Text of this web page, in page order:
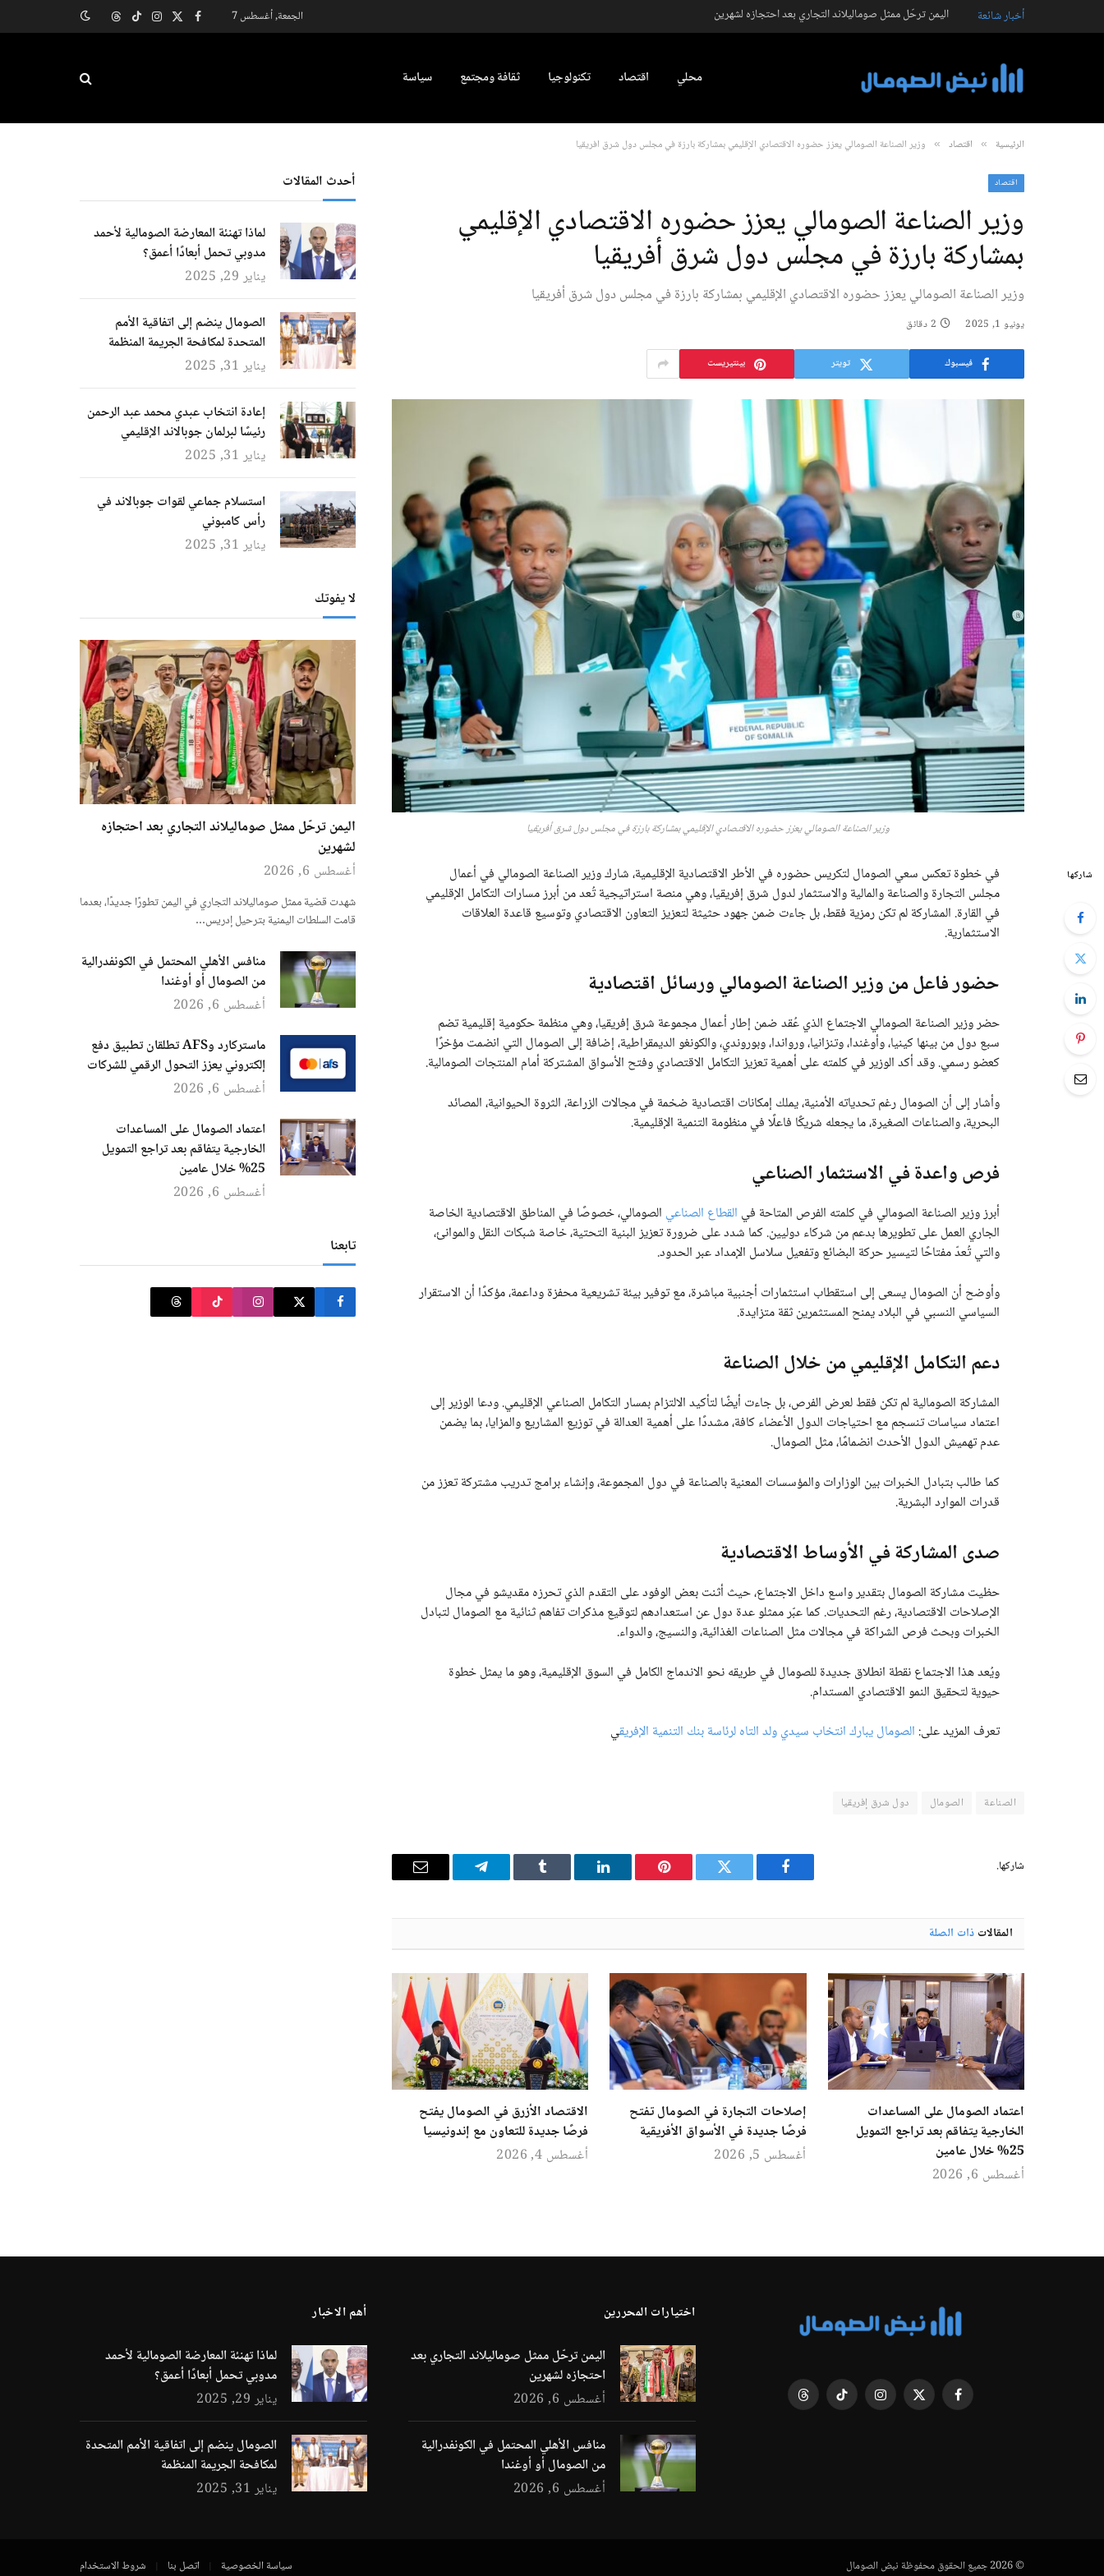
أخبار شائعة اليمن ترحّل ممثل صوماليلاند التجاري بعد احتجازه لشهرين الجمعة, أغسطس 7 فيسبوك
X
الانستغرام
تيكتوكThreads
محلي اقتصاد تكنولوجيا ثقافة ومجتمع سياسة
الرئيسية » اقتصاد » وزير الصناعة الصومالي يعزز حضوره الاقتصادي الإقليمي بمشاركة بارزة في مجلس دول شرق أفريقيا
اقتصاد
وزير الصناعة الصومالي يعزز حضوره الاقتصادي الإقليمي
بمشاركة بارزة في مجلس دول شرق أفريقيا
وزير الصناعة الصومالي يعزز حضوره الاقتصادي الإقليمي بمشاركة بارزة في مجلس دول شرق أفريقيا
يونيو 1, 2025 2 دقائق
فيسبوك تويتر بينتيريست
وزير الصناعة الصومالي يعزز حضوره الاقتصادي الإقليمي بمشاركة بارزة في مجلس دول شرق أفريقيا
شاركها
في خطوة تعكس سعي الصومال لتكريس حضوره في الأطر الاقتصادية الإقليمية، شارك وزير الصناعة الصومالي في أعمال
مجلس التجارة والصناعة والمالية والاستثمار لدول شرق إفريقيا، وهي منصة استراتيجية تُعد من أبرز مسارات التكامل الإقليمي
في القارة. المشاركة لم تكن رمزية فقط، بل جاءت ضمن جهود حثيثة لتعزيز التعاون الاقتصادي وتوسيع قاعدة العلاقات
الاستثمارية.
حضور فاعل من وزير الصناعة الصومالي ورسائل اقتصادية
حضر وزير الصناعة الصومالي الاجتماع الذي عُقد ضمن إطار أعمال مجموعة شرق إفريقيا، وهي منظمة حكومية إقليمية تضم
سبع دول من بينها كينيا، وأوغندا، وتنزانيا، ورواندا، وبوروندي، والكونغو الديمقراطية، إضافة إلى الصومال التي انضمت مؤخرًا
كعضو رسمي. وقد أكد الوزير في كلمته على أهمية تعزيز التكامل الاقتصادي وفتح الأسواق المشتركة أمام المنتجات الصومالية.
وأشار إلى أن الصومال رغم تحدياته الأمنية، يملك إمكانات اقتصادية ضخمة في مجالات الزراعة، الثروة الحيوانية، المصائد
البحرية، والصناعات الصغيرة، ما يجعله شريكًا فاعلًا في منظومة التنمية الإقليمية.
فرص واعدة في الاستثمار الصناعي
أبرز وزير الصناعة الصومالي في كلمته الفرص المتاحة في القطاع الصناعي الصومالي، خصوصًا في المناطق الاقتصادية الخاصة
الجاري العمل على تطويرها بدعم من شركاء دوليين. كما شدد على ضرورة تعزيز البنية التحتية، خاصة شبكات النقل والموانئ،
والتي تُعدّ مفتاحًا لتيسير حركة البضائع وتفعيل سلاسل الإمداد عبر الحدود.
وأوضح أن الصومال يسعى إلى استقطاب استثمارات أجنبية مباشرة، مع توفير بيئة تشريعية محفزة وداعمة، مؤكدًا أن الاستقرار
السياسي النسبي في البلاد يمنح المستثمرين ثقة متزايدة.
دعم التكامل الإقليمي من خلال الصناعة
المشاركة الصومالية لم تكن فقط لعرض الفرص، بل جاءت أيضًا لتأكيد الالتزام بمسار التكامل الصناعي الإقليمي. ودعا الوزير إلى
اعتماد سياسات تنسجم مع احتياجات الدول الأعضاء كافة، مشددًا على أهمية العدالة في توزيع المشاريع والمزايا، بما يضمن
عدم تهميش الدول الأحدث انضمامًا، مثل الصومال.
كما طالب بتبادل الخبرات بين الوزارات والمؤسسات المعنية بالصناعة في دول المجموعة، وإنشاء برامج تدريب مشتركة تعزز من
قدرات الموارد البشرية.
صدى المشاركة في الأوساط الاقتصادية
حظيت مشاركة الصومال بتقدير واسع داخل الاجتماع، حيث أثنت بعض الوفود على التقدم الذي تحرزه مقديشو في مجال
الإصلاحات الاقتصادية، رغم التحديات. كما عبّر ممثلو عدة دول عن استعدادهم لتوقيع مذكرات تفاهم ثنائية مع الصومال لتبادل
الخبرات وبحث فرص الشراكة في مجالات مثل الصناعات الغذائية، والنسيج، والدواء.
ويُعد هذا الاجتماع نقطة انطلاق جديدة للصومال في طريقه نحو الاندماج الكامل في السوق الإقليمية، وهو ما يمثل خطوة
حيوية لتحقيق النمو الاقتصادي المستدام.
تعرف المزيد على: الصومال يبارك انتخاب سيدي ولد التاه لرئاسة بنك التنمية الإفريقي
الصناعة الصومال دول شرق إفريقيا
شاركها.
فيسبوك تويتر بينتيريستلينكدإن Tumblr تيلقرام
البريد
المقالات ذات الصلة
اعتماد الصومال على المساعدات
الخارجية يتفاقم بعد تراجع التمويل
25% خلال عامين
أغسطس 6, 2026
إصلاحات التجارة في الصومال تفتح
فرصًا جديدة في الأسواق الأفريقية
أغسطس 5, 2026
الاقتصاد الأزرق في الصومال يفتح
فرصًا جديدة للتعاون مع إندونيسيا
أغسطس 4, 2026
أحدث المقالات
لماذا تهنئة المعارضة الصومالية لأحمد
مدوبي تحمل أبعادًا أعمق؟
يناير 29, 2025
الصومال ينضم إلى اتفاقية الأمم
المتحدة لمكافحة الجريمة المنظمة
يناير 31, 2025
إعادة انتخاب عبدي محمد عبد الرحمن
رئيسًا لبرلمان جوبالاند الإقليمي
يناير 31, 2025
استسلام جماعي لقوات جوبالاند في
رأس كامبوني
يناير 31, 2025
لا يفوتك
اليمن ترحّل ممثل صوماليلاند التجاري بعد احتجازه
لشهرين
أغسطس 6, 2026
شهدت قضية ممثل صوماليلاند التجاري في اليمن تطورًا جديدًا، بعدما
قامت السلطات اليمنية بترحيل إدريس…
منافس الأهلي المحتمل في الكونفدرالية
من الصومال أو أوغندا
أغسطس 6, 2026
ماستركارد وAFS تطلقان تطبيق دفع
إلكتروني يعزز التحول الرقمي للشركات
أغسطس 6, 2026
اعتماد الصومال على المساعدات
الخارجية يتفاقم بعد تراجع التمويل
25% خلال عامين
أغسطس 6, 2026
تابعنا
فيسبوك X
الانستغرامتيكتوك Threads
اختيارات المحررين
اليمن ترحّل ممثل صوماليلاند التجاري بعد
احتجازه لشهرين
أغسطس 6, 2026
منافس الأهلي المحتمل في الكونفدرالية
من الصومال أو أوغندا
أغسطس 6, 2026
أهم الاخبار
لماذا تهنئة المعارضة الصومالية لأحمد
مدوبي تحمل أبعادًا أعمق؟
يناير 29, 2025
الصومال ينضم إلى اتفاقية الأمم المتحدة
لمكافحة الجريمة المنظمة
يناير 31, 2025
© 2026 جميع الحقوق محفوظة نبض الصومال سياسة الخصوصية اتصل بنا شروط الاستخدام